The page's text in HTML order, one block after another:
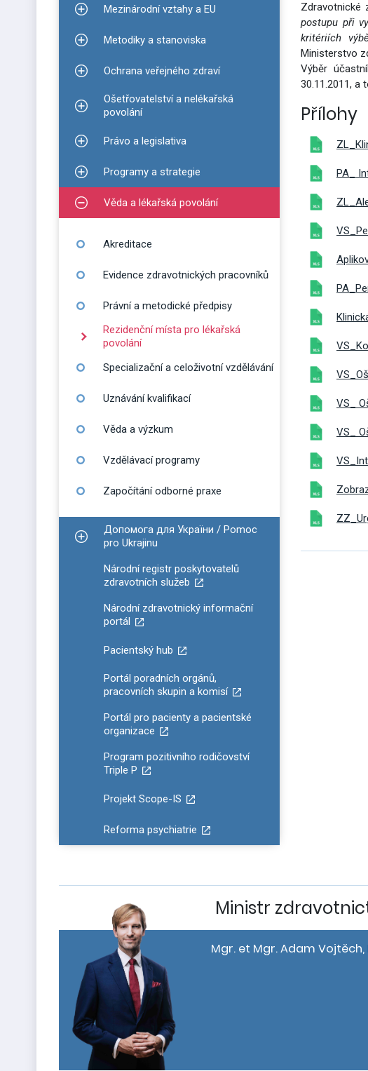
Zobrazit podmenu pro Mezinárodní vztahy a EU
Mezinárodní vztahy a EU
Zobrazit podmenu pro Metodiky a stanoviska
Metodiky a stanoviska
Zobrazit podmenu pro Ochrana veřejného zdraví
Ochrana veřejného zdraví
Zobrazit podmenu pro Ošetřovatelství a nelékařská povolání
Ošetřovatelství a nelékařská
povolání
Zobrazit podmenu pro Právo a legislativa
Právo a legislativa
Zobrazit podmenu pro Programy a strategie
Programy a strategie
Zobrazit podmenu pro Věda a lékařská povolání
Věda a lékařská povolání
Akreditace
Evidence zdravotnických pracovníků
Právní a metodické předpisy
Rezidenční místa pro lékařská
povolání
Specializační a celoživotní vzdělávání
Uznávání kvalifikací
Věda a výzkum
Vzdělávací programy
Započítání odborné praxe
Zobrazit podmenu pro Допомога для України / Pomoc pro
Допомога для України / Pomoc
pro Ukrajinu
Národní registr poskytovatelů
zdravotních služeb
Národní zdravotnický informační
portál
Pacientský hub
Portál poradních orgánů,
pracovních skupin a komisí
Portál pro pacienty a pacientské
organizace
Program pozitivního rodičovství
Triple P
Projekt Scope-IS
Reforma psychiatrie
Zdravotnické
postupu při
kritériích
Ministerstvo
Výběr
30.11.2011, a
Přílohy
PA_
VS_
VS_
Ministr
Mgr. et Mgr. Adam Vojtěch,